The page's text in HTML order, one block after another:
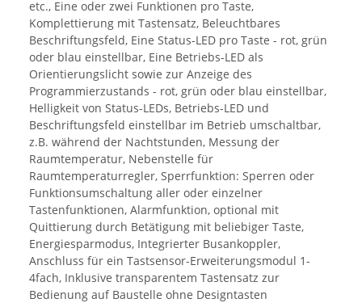
etc., Eine oder zwei Funktionen pro Taste,
Komplettierung mit Tastensatz, Beleuchtbares
Beschriftungsfeld, Eine Status-LED pro Taste - rot, grün
oder blau einstellbar, Eine Betriebs-LED als
Orientierungslicht sowie zur Anzeige des
Programmierzustands - rot, grün oder blau einstellbar,
Helligkeit von Status-LEDs, Betriebs-LED und
Beschriftungsfeld einstellbar im Betrieb umschaltbar,
z.B. während der Nachtstunden, Messung der
Raumtemperatur, Nebenstelle für
Raumtemperaturregler, Sperrfunktion: Sperren oder
Funktionsumschaltung aller oder einzelner
Tastenfunktionen, Alarmfunktion, optional mit
Quittierung durch Betätigung mit beliebiger Taste,
Energiesparmodus, Integrierter Busankoppler,
Anschluss für ein Tastsensor-Erweiterungsmodul 1-
4fach, Inklusive transparentem Tastensatz zur
Bedienung auf Baustelle ohne Designtasten